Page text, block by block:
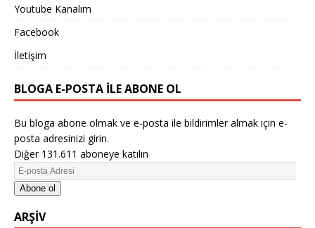
Youtube Kanalım
Facebook
İletişim
BLOGA E-POSTA ILE ABONE OL
Bu bloga abone olmak ve e-posta ile bildirimler almak için e-
posta adresinizi girin.
Diğer 131.611 aboneye katılın
Abone ol
ARŞIV